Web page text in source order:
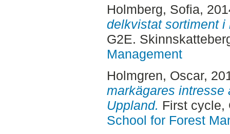
Holmberg, Sofia,
delkvistat sortiment i
G2E.
Management
Holmgren, Oscar,
markägares intresse
Uppland. First
School for Forest